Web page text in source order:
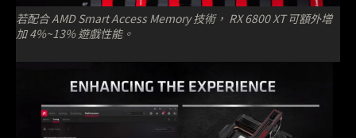
若配合 AMD Smart Access Memory 技術， RX 6800 XT 可額外增
加 4%~13% 遊戲性能。